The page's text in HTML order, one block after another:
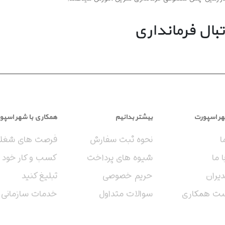
فرمانداری
فوتبال فوق‌العاده به نام چابک با سابقه‌ی بی‌نظیری در زمینه‌ی آموزش
علاقمندان به این دو ورزش گرانبها قرار دارد. از توانمندی‌ها و تجربیات
چابک به صورت تخصصی آموش ببینند .
اسپورت
ما
همکاری
بیشتر بدانیم
نحوه ثبت سفارش
شیوه های پرداخت
حریم خصوصی
سوالات متداول
همکاری با شهر
فرصت های
کسب و کار خود
تبلیغ کنید
خدمات سازمانی